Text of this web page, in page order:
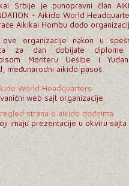
Srbije je punopravni član
- Aikido World
Aikikai Hombu dođo
organizacije nakon u
za dan dobijate diplome
Moriteru Uešibe i
međunarodni aikido pasoš.
World Headquarters
web sajtorganizacije
strana o aikido dođoima
imaju prezentacije u okviru sajta